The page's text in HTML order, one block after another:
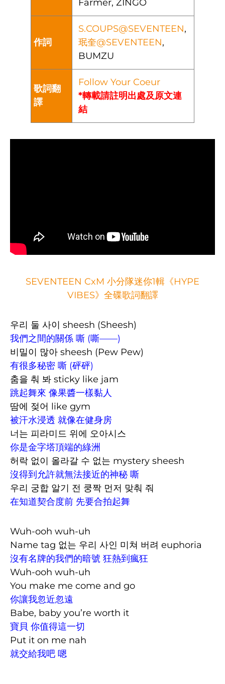
Farmer, ZINGO
作詞
S.COUPS@SEVENTEEN,
珉奎@SEVENTEEN,
BUMZU
歌詞翻
譯
Follow Your Coeur
*轉載請註明出處及原文連
結
SEVENTEEN CxM 小分隊迷你1輯《HYPE
VIBES》全碟歌詞翻譯
우리 둘 사이 sheesh (Sheesh)
我們之間的關係 嘶 (嘶——)
비밀이 많아 sheesh (Pew Pew)
有很多秘密 嘶 (砰砰)
춤을 춰 봐 sticky like jam
跳起舞來 像果醬一樣黏人
땀에 젖어 like gym
被汗水浸透 就像在健身房
너는 피라미드 위에 오아시스
你是金字塔頂端的綠洲
허락 없이 올라갈 수 없는 mystery sheesh
沒得到允許就無法接近的神秘 嘶
우리 궁합 알기 전 쿵짝 먼저 맞춰 줘
在知道契合度前 先要合拍起舞
Wuh-ooh wuh-uh
Name tag 없는 우리 사인 미쳐 버려 euphoria
沒有名牌的我們的暗號 狂熱到瘋狂
Wuh-ooh wuh-uh
You make me come and go
你讓我忽近忽遠
Babe, baby you’re worth it
寶貝 你值得這一切
Put it on me nah
就交給我吧 嗯